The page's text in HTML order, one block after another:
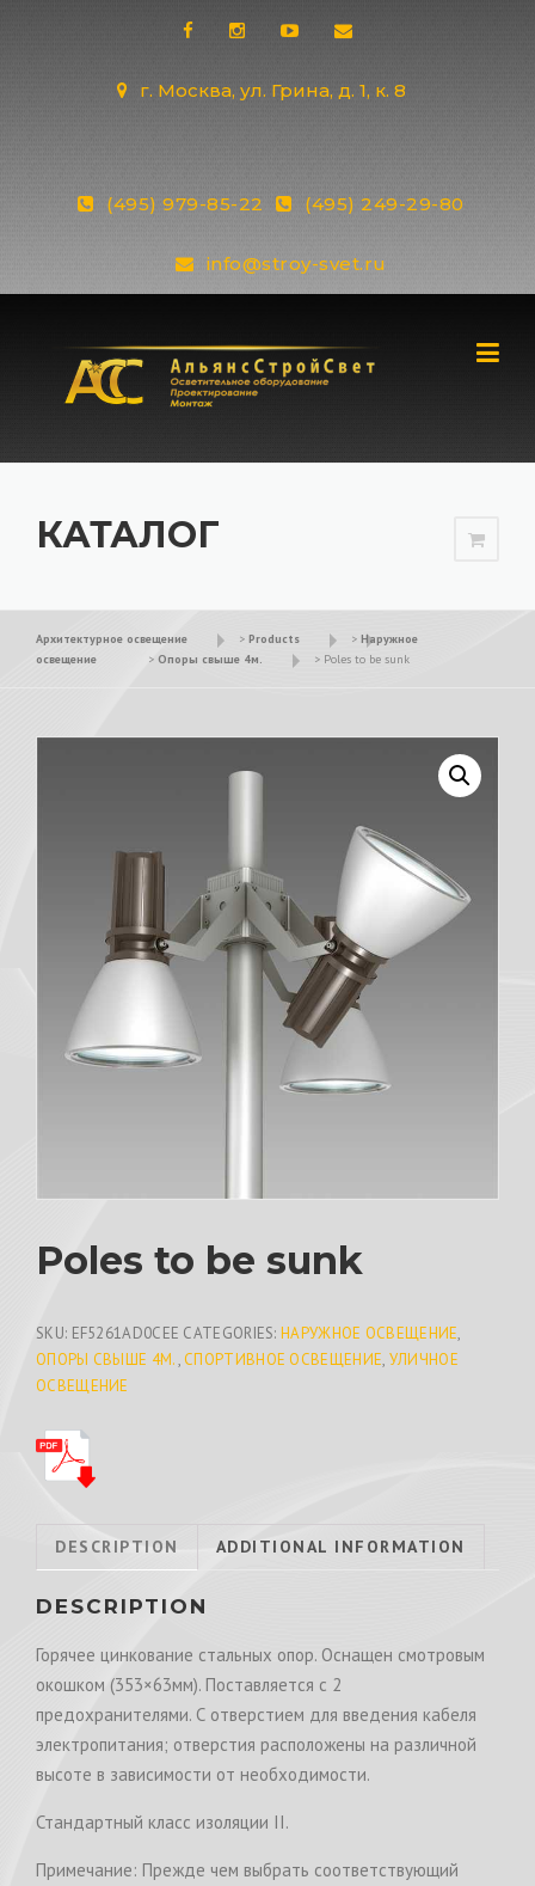
г. Москва, ул. Грина, д. 1, к. 8
(495) 979-85-22 (495) 249-29-80
info@stroy-svet.ru
КАТАЛОГ
Архитектурное освещение > Products > Наружное
освещение
> Опоры свыше 4м. > Poles to be sunk
Poles to be sunk
SKU: EF5261AD0CEE CATEGORIES:НАРУЖНОЕ ОСВЕЩЕНИЕ,
ОПОРЫ СВЫШЕ 4М., СПОРТИВНОЕ ОСВЕЩЕНИЕ, УЛИЧНОЕ
ОСВЕЩЕНИЕ
DESCRIPTION ADDITIONAL INFORMATION
DESCRIPTION
Горячее цинкование стальных опор. Оснащен смотровым
окошком (353×63мм). Поставляется с 2
предохранителями. С отверстием для введения кабеля
электропитания; отверстия расположены на различной
высоте в зависимости от необходимости.
Стандартный класс изоляции II.
Примечание: Прежде чем выбрать соответствующий